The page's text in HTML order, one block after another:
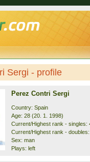
Sergi - profile
Perez Contri Sergi
Country: Spain
Age: 28 (20. 1. 1998)
Current/Highest rank - singles:
Current/Highest rank -
Sex: man
Plays: left